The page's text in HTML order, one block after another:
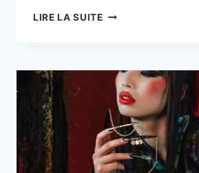
LIRE LA SUITEFLORE
L’IMAGE